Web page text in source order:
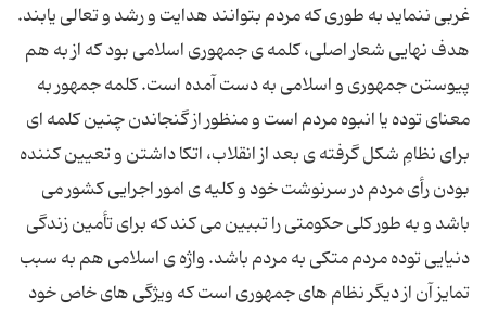
غربی ننماید به طوری كه مردم بتوانند هدایت و رشد و تعالی یابند.
هدف نهایی شعار اصلی، كلمه ی جمهوری اسلامی بود كه از به هم
پیوستن جمهوری و اسلامی به دست آمده است. كلمه جمهور به
معنای توده یا انبوه مردم است و منظور از گنجاندن چنین كلمه ای
برای نظامِ شكل گرفته ی بعد از انقلاب، اتكا داشتن و تعیین كننده
بودن رأی مردم در سرنوشت خود و كلیه ی امور اجرایی كشور می
باشد و به طور كلی حكومتی را تببین می كند كه برای تأمین زندگی
دنیایی توده مردم متكی به مردم باشد. واژه ی اسلامی هم به سبب
تمایز آن از دیگر نظام های جمهوری است كه ویژگی های خاص خود